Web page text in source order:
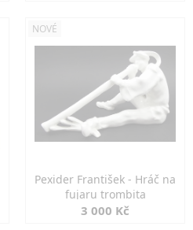
NOVÉ
Pexider František - Hráč na
fujaru trombita
3 000 Kč